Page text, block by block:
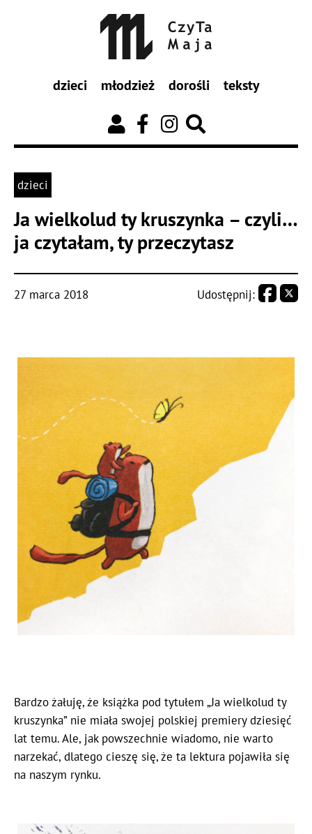
dzieci młodzież dorośli teksty
dzieci
Ja wielkolud ty kruszynka – czyli…
ja czytałam, ty przeczytasz
27 marca 2018 Udostępnij:
Bardzo żałuję, że książka pod tytułem „Ja wielkolud ty
kruszynka” nie miała swojej polskiej premiery dziesięć
lat temu. Ale, jak powszechnie wiadomo, nie warto
narzekać, dlatego cieszę się, że ta lektura pojawiła się
na naszym rynku.